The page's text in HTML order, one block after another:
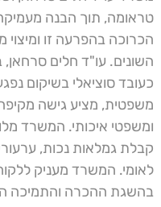
טראומה, תוך הבנה
הכרוכה בהפרעה זו ומיצוי
כעובד סוציאלי בשיקום
משפטית, מציע גישה מקיפה
ומשפטי איכותי. המשרד
קבלת גמלאות נכות,
לאומי. המשרד מעניק
בהשגת ההכרה והתמיכה